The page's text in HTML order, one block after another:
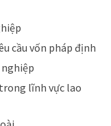
cầu vốn pháp định
lĩnh vực lao